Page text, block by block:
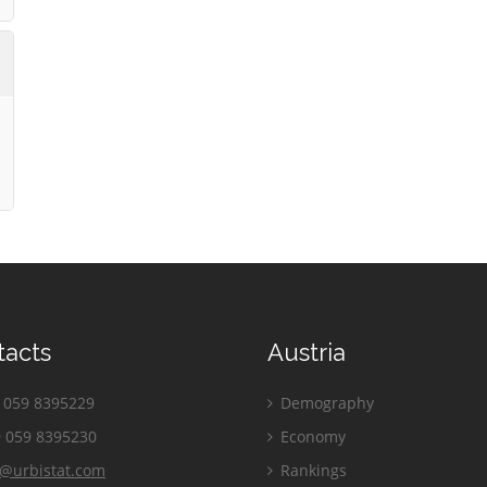
8395229
8395230
Austria
Demography
Economy
Rankings